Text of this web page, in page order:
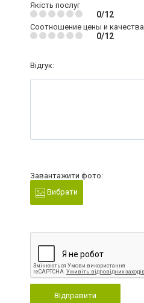
Якість послуг
0/12
Соотношение цены и качества
0/12
Відгук:
Завантажити фото:
Вибрати
Відправити